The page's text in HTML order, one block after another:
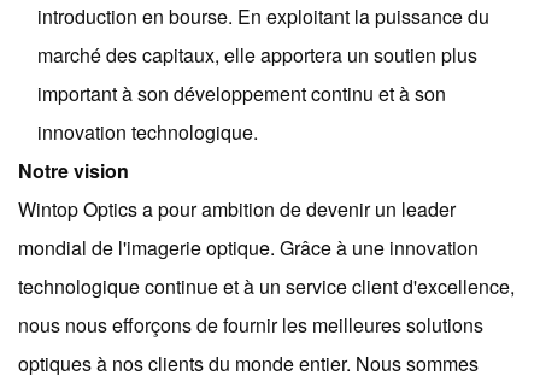
introduction en bourse. En exploitant la puissance du
marché des capitaux, elle apportera un soutien plus
important à son développement continu et à son
innovation technologique.
Notre vision
Wintop Optics a pour ambition de devenir un leader
mondial de l'imagerie optique. Grâce à une innovation
technologique continue et à un service client d'excellence,
nous nous efforçons de fournir les meilleures solutions
optiques à nos clients du monde entier. Nous sommes